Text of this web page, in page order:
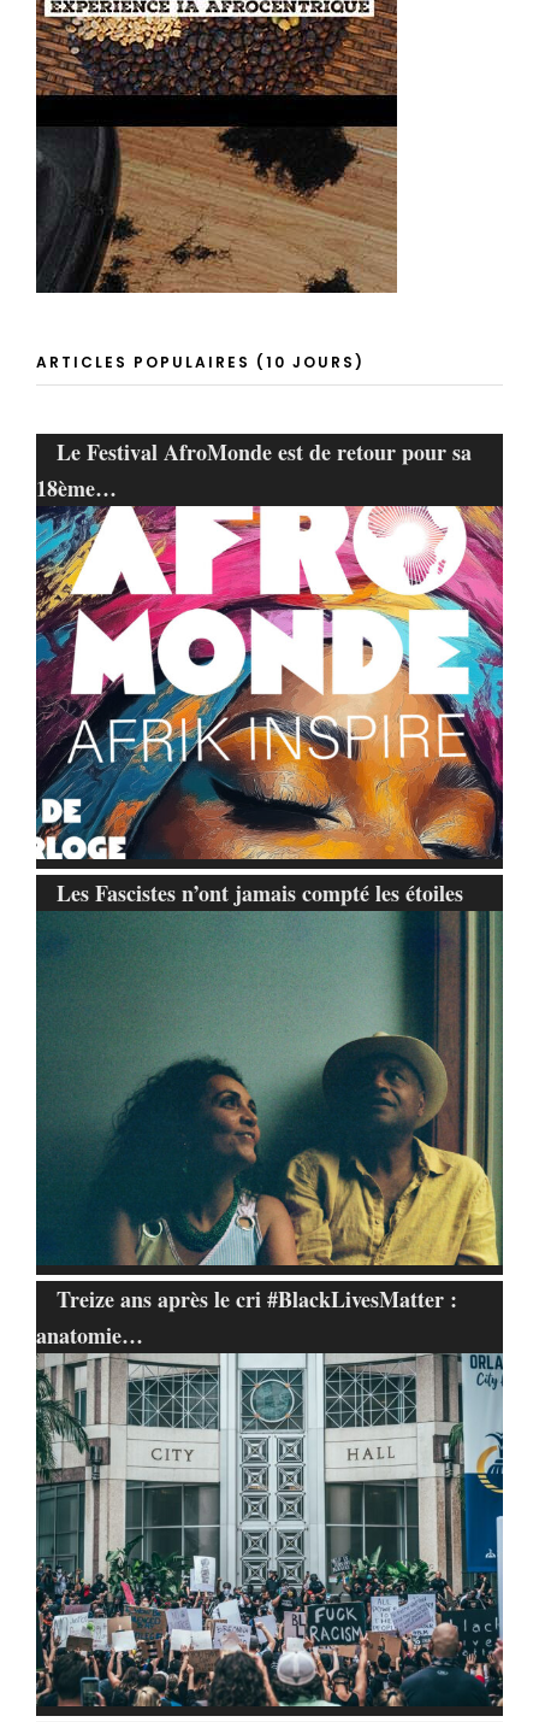
ARTICLES POPULAIRES (10 JOURS)
Le Festival AfroMonde est de retour pour sa
18ème…
Les Fascistes n’ont jamais compté les étoiles
Treize ans après le cri #BlackLivesMatter :
anatomie…